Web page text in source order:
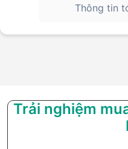
Thông tin
Trải nghiệm